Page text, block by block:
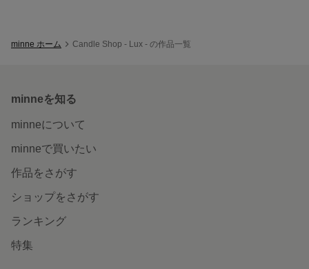
minne ホーム Candle Shop - Lux - の作品一覧
minneを知る
minneについて
minneで買いたい
作品をさがす
ショップをさがす
ランキング
特集